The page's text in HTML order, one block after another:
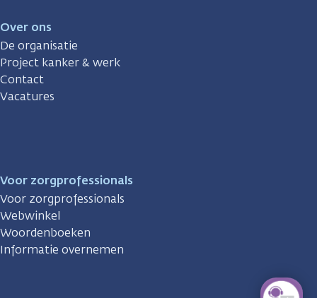
Over ons
De organisatie
Project kanker & werk
Contact
Vacatures
Voor zorgprofessionals
Voor zorgprofessionals
Webwinkel
Woordenboeken
Informatie overnemen